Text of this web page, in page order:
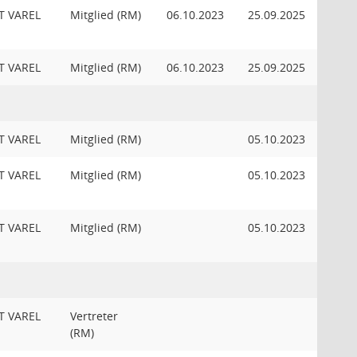
VAREL Mitglied (RM) 06.10.2023 25.09.2025
VAREL Mitglied (RM) 06.10.2023 25.09.2025
VAREL Mitglied (RM) 05.10.2023
VAREL Mitglied (RM) 05.10.2023
VAREL Mitglied (RM) 05.10.2023
VAREL
Vertreter
(RM)